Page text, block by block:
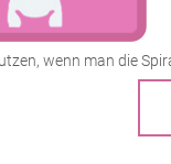
wenn man die